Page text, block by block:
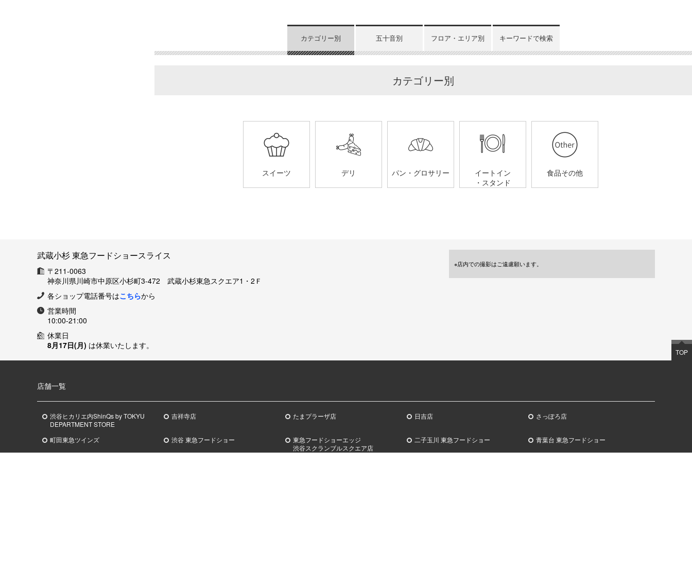
カテゴリー別 五十音別 フロア・エリア別 キーワードで検索
カテゴリー別
スイーツ デリ パン・グロサリー
イートイン
・スタンド
食品その他
武蔵小杉 東急フードショースライス
〒211-0063
神奈川県川崎市中原区小杉町3-472 武蔵小杉東急スクエア1・2Ｆ
各ショップ電話番号はこちらから
営業時間
10:00-21:00
休業日
8月17日(月) は休業いたします。
※店内での撮影はご遠慮願います。
TOP
店舗一覧
渋谷ヒカリエ内ShinQs by TOKYU
DEPARTMENT STORE
吉祥寺店 たまプラーザ店 日吉店 さっぽろ店
町田東急ツインズ 渋谷 東急フードショー
東急フードショーエッジ
渋谷スクランブルスクエア店
二子玉川 東急フードショー 青葉台 東急フードショー